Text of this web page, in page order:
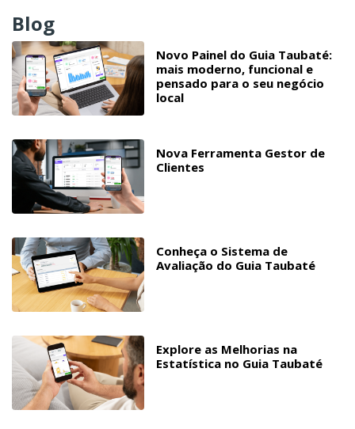
Blog
Novo Painel do Guia Taubaté:
mais moderno, funcional e
pensado para o seu negócio
local
Nova Ferramenta Gestor de
Clientes
Conheça o Sistema de
Avaliação do Guia Taubaté
Explore as Melhorias na
Estatística no Guia Taubaté